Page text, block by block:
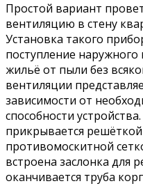
Простой вариант
вентиляцию в стену
Установка такого
поступление
жильё от пыли без
вентиляции
зависимости от
способности
прикрывается
противомоскитной
встроена заслонка для
оканчивается труба